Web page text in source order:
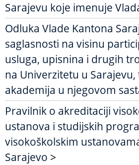
Sarajevu koje imenuje
Odluka Vlade Kantona
saglasnosti na visinu
usluga, upisnina i drugih
na Univerzitetu u
akademija u njegovom
Pravilnik o akreditaciji
ustanova i studijskih
visokoškolskim
Sarajevo >